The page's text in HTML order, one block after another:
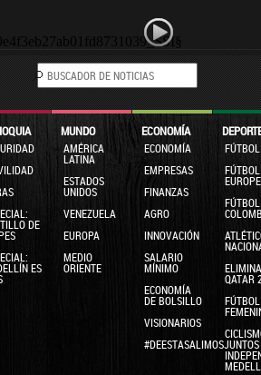
DE
ES
MUNDO
AMÉRICA
LATINA
ESTADOS
UNIDOS
VENEZUELA
EUROPA
MEDIO
ORIENTE
ECONOMÍA
ECONOMÍA
EMPRESAS
FINANZAS
AGRO
INNOVACIÓN
SALARIO
MÍNIMO
ECONOMÍA
DE BOLSILLO
VISIONARIOS
#DEESTASALIMOSJUNTOS
FÚTBOL
FÚTBOL
FÚTBOL
QATAR
FÚTBOL